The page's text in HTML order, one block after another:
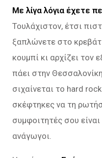
Με λίγα λόγια έχετε
Τουλάχιστον, έτσι
ξαπλώνετε στο
κουμπί κι αρχίζει τον
πάει στην
σιχαίνεται το hard
σκέφτηκες να τη
συμφοιτητές σου
ανάγωγοι.